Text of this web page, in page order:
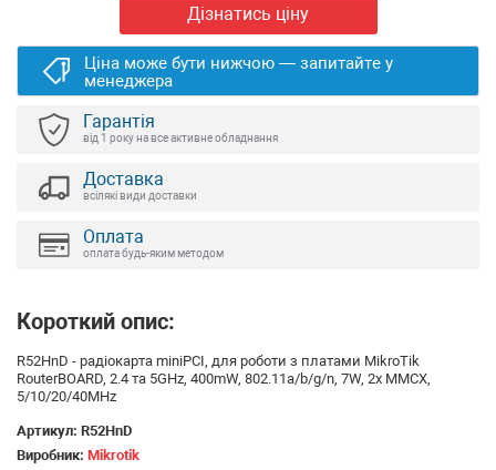
Дізнатись ціну
Ціна може бути нижчою — запитайте у
менеджера
Гарантія
від 1 року на все активне обладнання
Доставка
всілякі види доставки
Оплата
оплата будь-яким методом
Короткий опис:
R52HnD - радіокарта miniPCI, для роботи з платами MikroTik
RouterBOARD, 2.4 та 5GHz, 400mW, 802.11a/b/g/n, 7W, 2x MMCX,
5/10/20/40MHz
Артикул: R52HnD
Виробник: Mikrotik